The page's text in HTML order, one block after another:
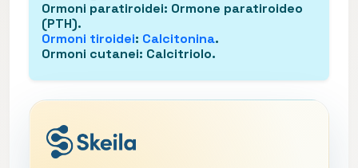
Ormoni paratiroidei: Ormone paratiroideo
(PTH).
Ormoni tiroidei: Calcitonina.
Ormoni cutanei: Calcitriolo.